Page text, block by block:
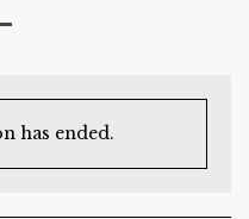
has ended.